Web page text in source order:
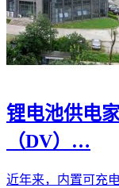
锂电池供电
（DV）…
近年来，内置可充